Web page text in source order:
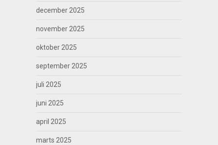
december 2025
november 2025
oktober 2025
september 2025
juli 2025
juni 2025
april 2025
marts 2025